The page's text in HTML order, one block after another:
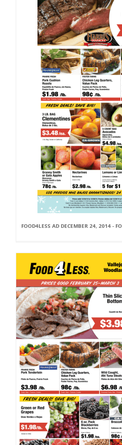
FOOD4LESS AD DECEMBER 24, 2014 -